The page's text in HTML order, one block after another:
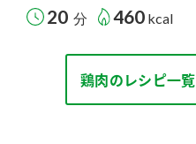
20 分 460 kcal
鶏肉のレシピ一覧